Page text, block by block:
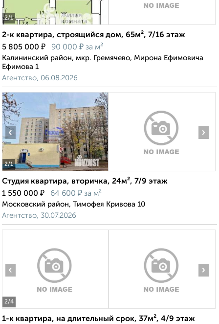
2/1
2-к квартира, строящийся дом, 65м², 7/16 этаж
5 805 000 ₽ 90 000 ₽ за м²
Калининский район, мкр. Гремячево, Мирона Ефимовича
Ефимова 1
Агентство, 06.08.2026
2/1
‹ ›
Студия квартира, вторичка, 24м², 7/9 этаж
1 550 000 ₽ 64 600 ₽ за м²
Московский район, Тимофея Кривова 10
Агентство, 30.07.2026
2/4
‹ ›
1-к квартира, на длительный срок, 37м², 4/9 этаж